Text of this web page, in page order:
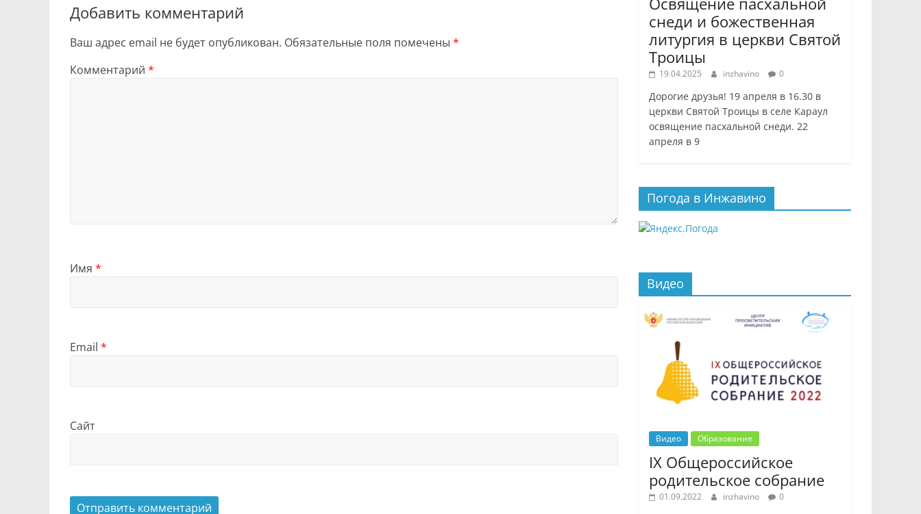
Добавить комментарий
Ваш адрес email не будет опубликован. Обязательные поля помечены *
Комментарий *
Имя *
Email *
Сайт
снеди и божественная
литургия в церкви Святой
Троицы
19.04.2025 inzhavino 0
Дорогие друзья! 19 апреля в 16.30 в
церкви Святой Троицы в селе Караул
освящение пасхальной снеди. 22
апреля в 9
Погода в Инжавино
Видео
Видео Образование
IX Общероссийское
родительское собрание
01.09.2022 inzhavino 0